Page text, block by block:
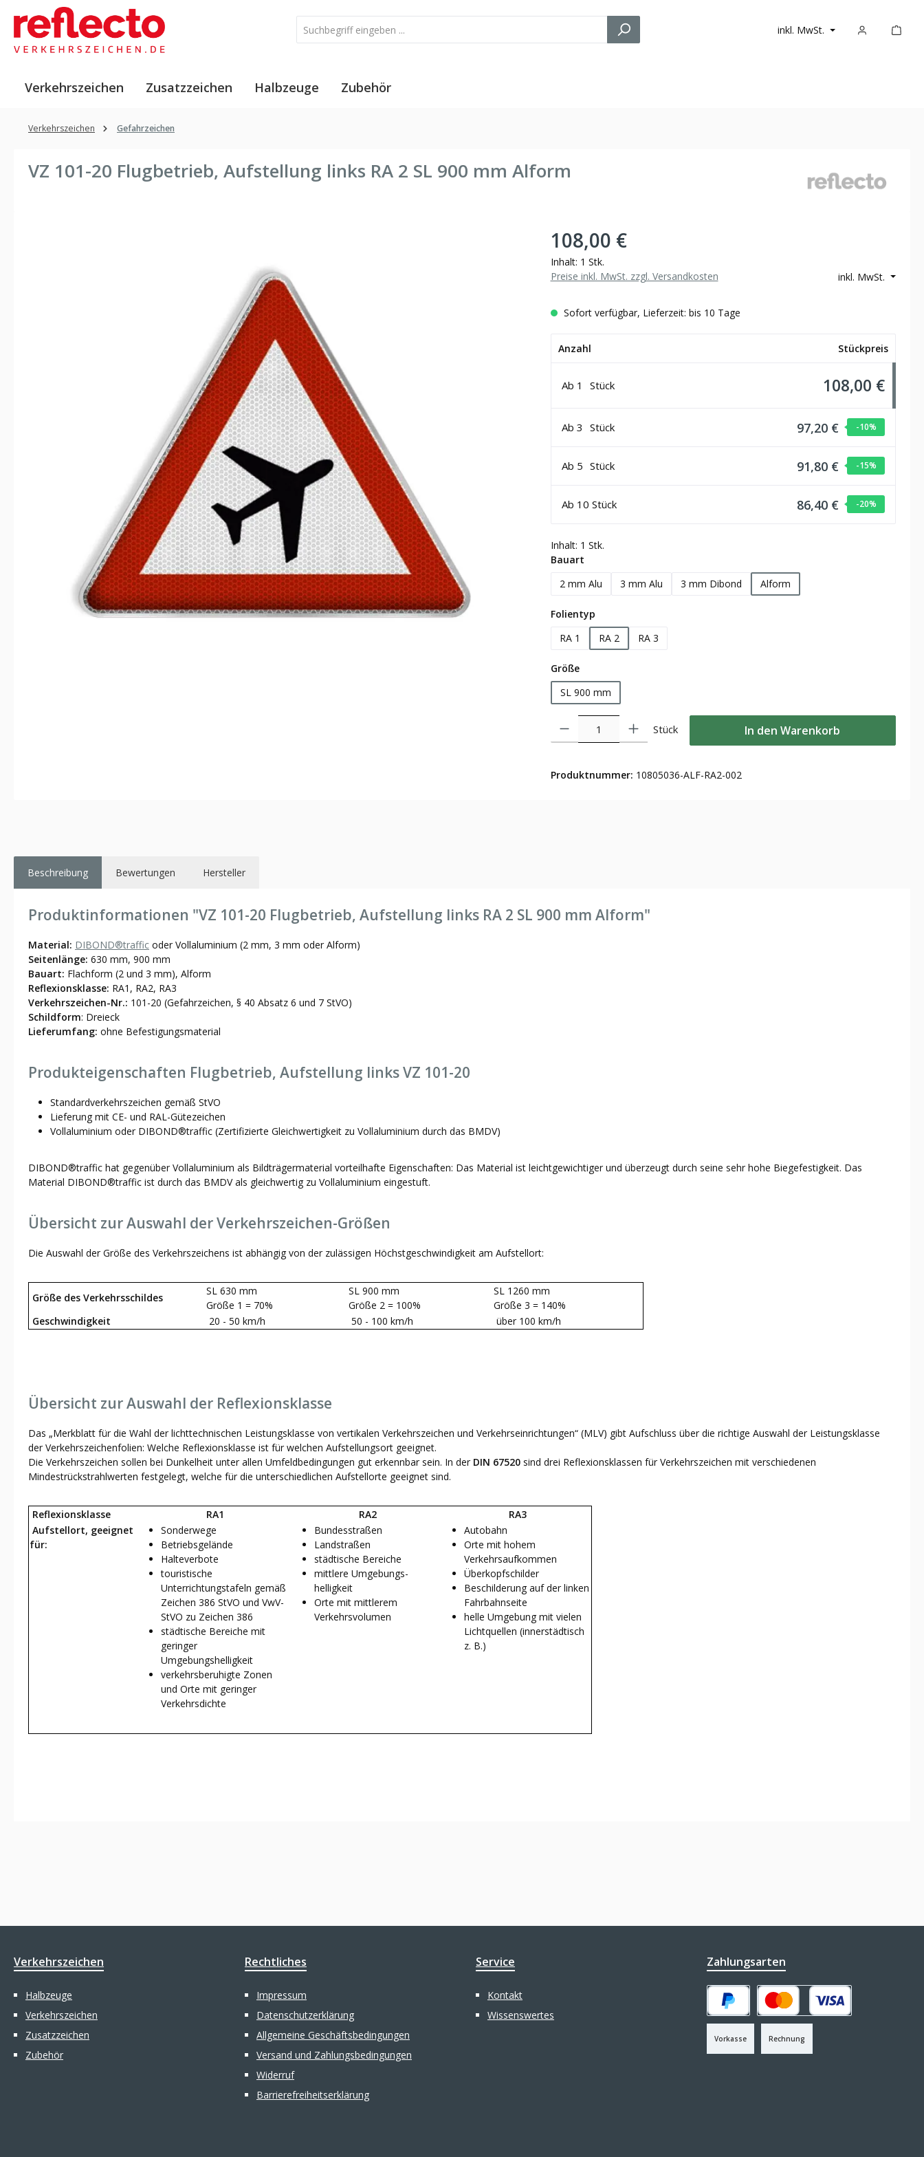
Hauptinhalt springen
Zur Suche springen
Zur Hauptnavigation springen
inkl. MwSt.
Verkehrszeichen Zusatzzeichen Halbzeuge Zubehör
Verkehrszeichen Gefahrzeichen
VZ 101-20 Flugbetrieb, Aufstellung links RA 2 SL 900 mm Alform
108,00 €
Inhalt: 1 Stk.
inkl. MwSt.
Preise inkl. MwSt. zzgl. Versandkosten
Sofort verfügbar, Lieferzeit: bis 10 Tage
Anzahl Stückpreis
Ab 1 Stück 108,00 €
Ab 3 Stück 97,20 € -10%
Ab 5 Stück 91,80 € -15%
Ab 10 Stück 86,40 € -20%
Inhalt: 1 Stk.
Bauartauswählen
2 mm Alu
3 mm Alu 3 mm Dibond Alform
Folientypauswählen
RA 1
RA 2 RA 3
Größeauswählen
SL 900 mm
Stück In den Warenkorb
Produktnummer: 10805036-ALF-RA2-002
Beschreibung Bewertungen Hersteller
Produktinformationen "VZ 101-20 Flugbetrieb, Aufstellung links RA 2 SL 900 mm Alform"
Material: DIBOND®traffic oder Vollaluminium (2 mm, 3 mm oder Alform)
Seitenlänge: 630 mm, 900 mm
Bauart: Flachform (2 und 3 mm), Alform
Reflexionsklasse: RA1, RA2, RA3
Verkehrszeichen-Nr.: 101-20 (Gefahrzeichen, § 40 Absatz 6 und 7 StVO)
Schildform: Dreieck
Lieferumfang: ohne Befestigungsmaterial
Produkteigenschaften Flugbetrieb, Aufstellung links VZ 101-20
Standardverkehrszeichen gemäß StVO
Lieferung mit CE- und RAL-Gütezeichen
Vollaluminium oder DIBOND®traffic (Zertifizierte Gleichwertigkeit zu Vollaluminium durch das BMDV)
DIBOND®traffic hat gegenüber Vollaluminium als Bildträgermaterial vorteilhafte Eigenschaften: Das Material ist leichtgewichtiger und überzeugt durch seine sehr hohe Biegefestigkeit. Das
Material DIBOND®traffic ist durch das BMDV als gleichwertig zu Vollaluminium eingestuft.
Übersicht zur Auswahl der Verkehrszeichen-Größen
Die Auswahl der Größe des Verkehrszeichens ist abhängig von der zulässigen Höchstgeschwindigkeit am Aufstellort:
Größe des Verkehrsschildes
SL 630 mm
Größe 1 = 70%
SL 900 mm
Größe 2 = 100%
SL 1260 mm
Größe 3 = 140%
Geschwindigkeit
20 - 50 km/h 50 - 100 km/h über 100 km/h
Übersicht zur Auswahl der Reflexionsklasse
Das „Merkblatt für die Wahl der lichttechnischen Leistungsklasse von vertikalen Verkehrszeichen und Verkehrseinrichtungen“ (MLV) gibt Aufschluss über die richtige Auswahl der Leistungsklasse
der Verkehrszeichenfolien: Welche Reflexionsklasse ist für welchen Aufstellungsort geeignet.
Die Verkehrszeichen sollen bei Dunkelheit unter allen Umfeldbedingungen gut erkennbar sein. In der DIN 67520 sind drei Reflexionsklassen für Verkehrszeichen mit verschiedenen
Mindestrückstrahlwerten festgelegt, welche für die unterschiedlichen Aufstellorte geeignet sind.
Reflexionsklasse RA1 RA2
RA3
Aufstellort, geeignet
für:
Sonderwege
Betriebsgelände
Halteverbote
touristische
Unterrichtungstafeln gemäß
Zeichen 386 StVO und VwV-
StVO zu Zeichen 386
städtische Bereiche mit
geringer
Umgebungshelligkeit
verkehrsberuhigte Zonen
und Orte mit geringer
Verkehrsdichte
Bundesstraßen
Landstraßen
städtische Bereiche
mittlere Umgebungs-
helligkeit
Orte mit mittlerem
Verkehrsvolumen
Autobahn
Orte mit hohem
Verkehrsaufkommen
Überkopfschilder
Beschilderung auf der linken
Fahrbahnseite
helle Umgebung mit vielen
Lichtquellen (innerstädtisch
z. B.)
Verkehrszeichen
Halbzeuge
Verkehrszeichen
Zusatzzeichen
Zubehör
Rechtliches
Impressum
Datenschutzerklärung
Allgemeine Geschäftsbedingungen
Versand und Zahlungsbedingungen
Widerruf
Barrierefreiheitserklärung
Service
Kontakt
Wissenswertes
Zahlungsarten
Vorkasse
PayPal Kredit- oder Debitkarte
Rechnung